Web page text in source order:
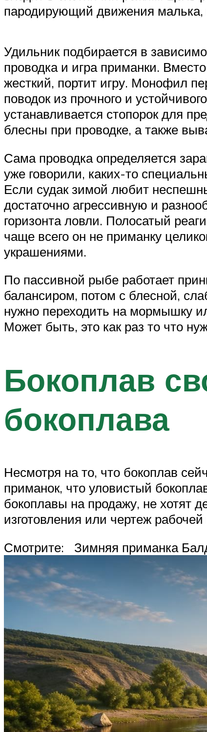
пародирующий движения малька,
Удильник подбирается в
проводка и игра приманки.
жесткий, портит игру. Монофил
поводок из прочного и
устанавливается стопорок для
блесны при проводке, а также
Сама проводка определяется
уже говорили, каких-то
Если судак зимой любит
достаточно агрессивную и
горизонта ловли. Полосатый
чаще всего он не приманку
украшениями.
По пассивной рыбе работает
балансиром, потом с блесной,
нужно переходить на мормышку
Может быть, это как раз то что
Бокоплав
бокоплава
Несмотря на то, что бокоплав
приманок, что уловистый
бокоплавы на продажу, не хотят
изготовления или чертеж
Смотрите: Зимняя приманка